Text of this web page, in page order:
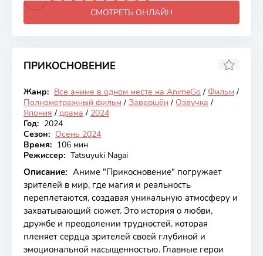
СМОТРЕТЬ ОНЛАЙН
ПРИКОСНОВЕНИЕ
Закончен
6.88
Жанр: Все аниме в одном месте на AnimeGo / Фильм /
Полнометражный фильм / Завершён / Озвучка /
Япония / драма / 2024
Год: 2024
Сезон: Осень 2024
Время: 106 мин
Режиссер: Tatsuyuki Nagai
Описание: Аниме "Прикосновение" погружает
зрителей в мир, где магия и реальность
переплетаются, создавая уникальную атмосферу и
захватывающий сюжет. Это история о любви,
дружбе и преодолении трудностей, которая
пленяет сердца зрителей своей глубиной и
эмоциональной насыщенностью. Главные герои